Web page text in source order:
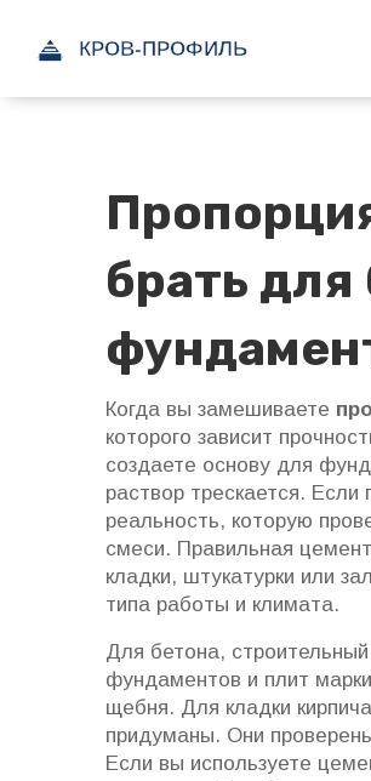
брать для
Когда вы замешиваете
которого зависит
создаете основу для
раствор трескается.
реальность, которую
смеси. Правильная
кладки, штукатурки или
типа работы и климата.
Для бетона,
фундаментов и плит
щебня. Для кладки
придуманы. Они
Если вы используете